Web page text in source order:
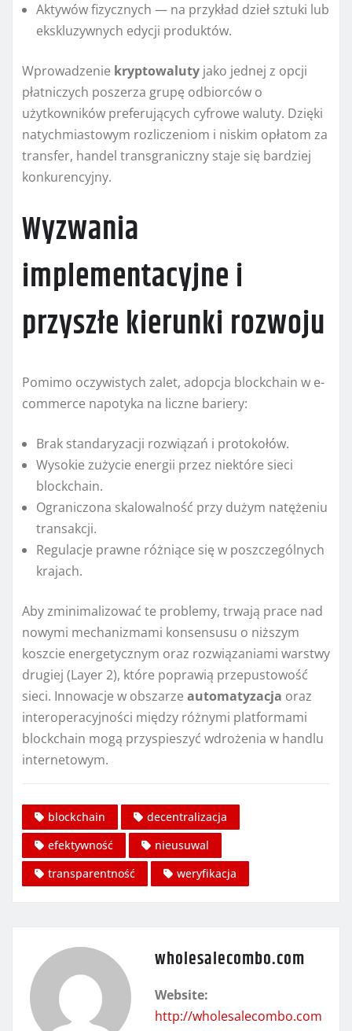
Aktywów fizycznych — na przykład dzieł sztuki lub
ekskluzywnych edycji produktów.
Wprowadzenie kryptowaluty jako jednej z opcji
płatniczych poszerza grupę odbiorców o
użytkowników preferujących cyfrowe waluty. Dzięki
natychmiastowym rozliczeniom i niskim opłatom za
transfer, handel transgraniczny staje się bardziej
konkurencyjny.
Wyzwania
implementacyjne i
przyszłe kierunki rozwoju
Pomimo oczywistych zalet, adopcja blockchain w e-
commerce napotyka na liczne bariery:
Brak standaryzacji rozwiązań i protokołów.
Wysokie zużycie energii przez niektóre sieci
blockchain.
Ograniczona skalowalność przy dużym natężeniu
transakcji.
Regulacje prawne różniące się w poszczególnych
krajach.
Aby zminimalizować te problemy, trwają prace nad
nowymi mechanizmami konsensusu o niższym
koszcie energetycznym oraz rozwiązaniami warstwy
drugiej (Layer 2), które poprawią przepustowość
sieci. Innowacje w obszarze automatyzacja oraz
interoperacyjności między różnymi platformami
blockchain mogą przyspieszyć wdrożenia w handlu
internetowym.
blockchain
decentralizacja
efektywność
nieusuwal
transparentność
weryfikacja
wholesalecombo.com
Website:
http://wholesalecombo.com